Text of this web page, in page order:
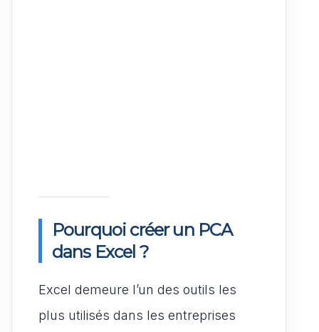
Pourquoi créer un PCA
dans Excel ?
Excel demeure l’un des outils les
plus utilisés dans les entreprises